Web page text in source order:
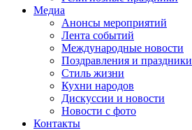
Медиа
Анонсы мероприятий
Лента событий
Международные новости
Поздравления и праздники
Cтиль жизни
Кухни народов
Дискуссии и новости
Новости с фото
Контакты